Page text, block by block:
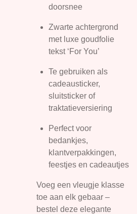
doorsnee
Zwarte achtergrond
met luxe goudfolie
tekst ‘For You’
Te gebruiken als
cadeausticker,
sluitsticker of
traktatieversiering
Perfect voor
bedankjes,
klantverpakkingen,
feestjes en cadeautjes
Voeg een vleugje klasse
toe aan elk gebaar –
bestel deze elegante